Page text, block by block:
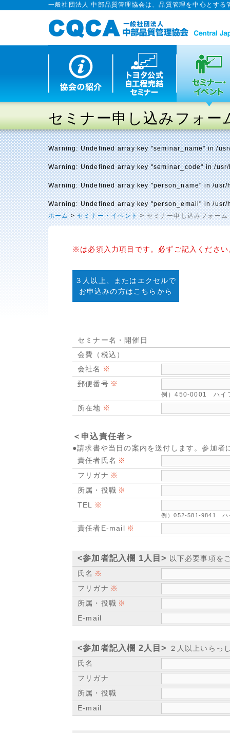
一般社団法人 中部品質管理協会は、品質管理を中心とす
セミナー申し込みフォー
Warning: Undefined array key "seminar_name" in/
Warning: Undefined array key "seminar_code" in/
Warning: Undefined array key "person_name" in/usr/
Warning: Undefined array key "person_email" in/usr/
ホーム>セミナー・イベント>セミナー申し込みフォーム
※は必須入力項目です。必ずご記入ください
３人以上、またはエクセルで
お申込みの方はこちらから
セミナー名・開催日
会費（税込）
会社名
郵便番号
例）450-0001 ハイ
所在地
＜申込責任者＞
●請求書や当日の案内を送付します。参加者
責任者氏名
フリガナ
所属・役職
TEL
例）052-581-9841 ハ
責任者E-mail
<参加者記入欄 1人目> 以下必要事項を
氏名
フリガナ
所属・役職
E-mail
<参加者記入欄 2人目> ２人以上いらっ
氏名
フリガナ
所属・役職
E-mail